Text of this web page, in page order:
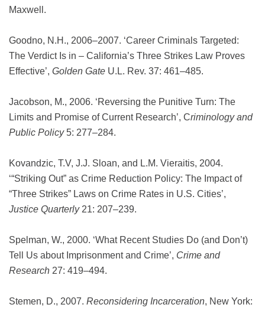
Maxwell.
Goodno, N.H., 2006–2007. ‘Career Criminals Targeted:
The Verdict Is in – California’s Three Strikes Law Proves
Effective’, Golden Gate U.L. Rev. 37: 461–485.
Jacobson, M., 2006. ‘Reversing the Punitive Turn: The
Limits and Promise of Current Research’, Criminology and
Public Policy5: 277–284.
Kovandzic, T.V, J.J. Sloan, and L.M. Vieraitis, 2004.
‘“Striking Out” as Crime Reduction Policy: The Impact of
“Three Strikes” Laws on Crime Rates in U.S. Cities’,
Justice Quarterly21: 207–239.
Spelman, W., 2000. ‘What Recent Studies Do (and Don’t)
Tell Us about Imprisonment and Crime’, Crime and
Research 27: 419–494.
Stemen, D., 2007. Reconsidering Incarceration, New York: